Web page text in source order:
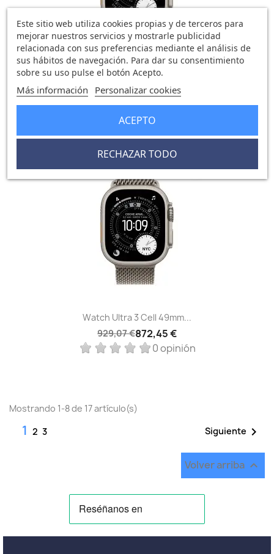
Watch Ultra 3 Cell 49mm...
929,07 €872,45 €
Watch Ultra 3 Cell 49mm...
929,07 €872,45 €
0 opinión
favorite_border
Mostrando 1-8 de 17 artículo(s)
1 2 3 Siguiente 
Volver arriba 
Este sitio web utiliza cookies propias y de terceros para
mejorar nuestros servicios y mostrarle publicidad
relacionada con sus preferencias mediante el análisis de
sus hábitos de navegación. Para dar su consentimiento
sobre su uso pulse el botón Acepto.
Más información Personalizar cookies
RECHAZAR TODO
ACEPTO